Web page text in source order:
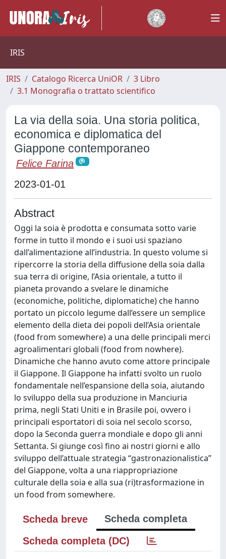
IRIS
IRIS Catalogo Ricerca UniOR
3 Libro
3.1 Monografia o trattato scientifico
La via della soia. Una storia politica,
economica e diplomatica del
Giappone contemporaneo
Felice Farina
2023-01-01
Abstract
Oggi la soia è prodotta e consumata sotto varie
forme in tutto il mondo e i suoi usi spaziano
dall’alimentazione all’industria. In questo volume si
ripercorre la storia della diffusione della soia dalla
sua terra di origine, l’Asia orientale, a tutto il
pianeta provando a svelare le dinamiche
(economiche, politiche, diplomatiche) che hanno
portato un piccolo legume dall’essere un semplice
elemento della dieta dei popoli dell’Asia orientale
(food from somewhere) a una delle principali merci
agroalimentari globali (food from nowhere).
Dinamiche che hanno avuto come attore principale
il Giappone. Il Giappone ha infatti svolto un ruolo
fondamentale nell’espansione della soia, aiutando
lo sviluppo della sua produzione in Manciuria
prima, negli Stati Uniti e in Brasile poi, ovvero i
principali esportatori di soia nel secolo scorso,
dopo la Seconda guerra mondiale e dopo gli anni
Settanta. Si giunge così fino ai nostri giorni e allo
sviluppo dell’attuale strategia “gastronazionalistica”
del Giappone, volta a una riappropriazione
culturale della soia e alla sua (ri)trasformazione in
un food from somewhere.
Scheda breve
Scheda completa
Scheda completa (DC)